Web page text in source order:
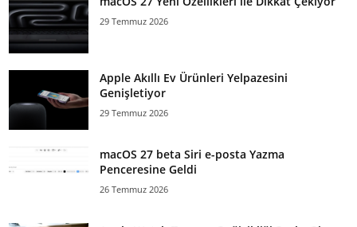
29 Temmuz 2026
Apple Akıllı Ev Ürünleri Yelpazesini
Genişletiyor
29 Temmuz 2026
macOS 27 beta Siri e-posta Yazma
Penceresine Geldi
26 Temmuz 2026